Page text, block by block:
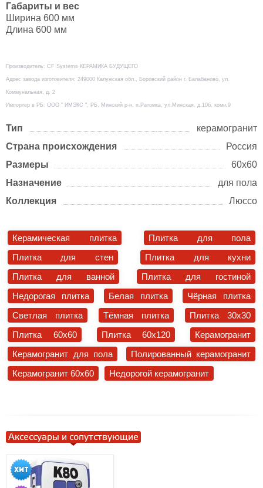
Габариты и вес
Ширина 600 мм
Длина 600 мм
Производитель: CF Systems КЕРАМИКА БУДУЩЕГО
Адрес завода изготовителя: 249000 Калужская обл., Боровский район г. Балабаново, ул.
Коммунальная, д. 2
Импортер в РБ: ООО " ИМЭКС ", РБ, Минский р-н, п.Ратомка, ул.Минская, д.10б, комн.9
Тип
керамогранит
Страна происхождения
Россия
Размеры
60х60
Назначение
для пола
Коллекция
Люссо
Керамическая плитка
Плитка для пола
Плитка для стен
Плитка для кухни
Плитка для ванной
Плитка для гостиной
Недорогая плитка
Белая плитка
Чёрная плитка
Светлая плитка
Тёмная плитка
Плитка 30x30
Плитка 60x60
Плитка 60x120
Керамогранит
Керамогранит для пола
Полированный керамогранит
Керамогранит 60x60
Недорогой керамогранит
Аксессуары и сопутствующие